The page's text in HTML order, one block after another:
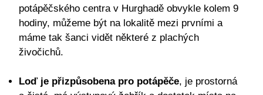
potápěčského centra v Hurghadě obvykle kolem 9
hodiny, můžeme být na lokalitě mezi prvními a
máme tak šanci vidět některé z plachých
živočichů.
Loď je přizpůsobena pro potápěče, je prostorná